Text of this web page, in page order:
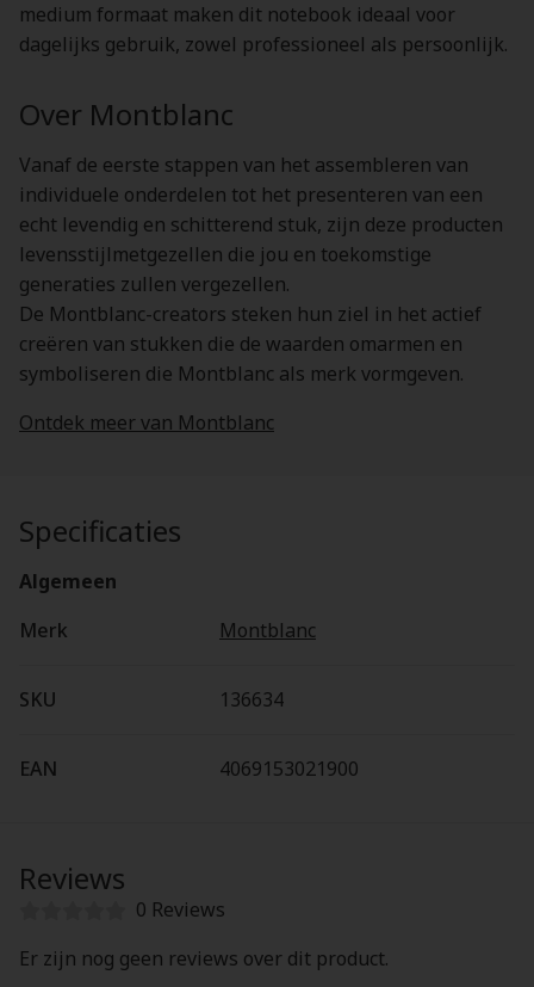
medium formaat maken dit notebook ideaal voor
dagelijks gebruik, zowel professioneel als persoonlijk.
Over Montblanc
Vanaf de eerste stappen van het assembleren van
individuele onderdelen tot het presenteren van een
echt levendig en schitterend stuk, zijn deze producten
levensstijlmetgezellen die jou en toekomstige
generaties zullen vergezellen.
De Montblanc-creators steken hun ziel in het actief
creëren van stukken die de waarden omarmen en
symboliseren die Montblanc als merk vormgeven.
Ontdek meer van Montblanc
Specificaties
Algemeen
Merk
Montblanc
SKU 136634
EAN 4069153021900
Reviews
0 Reviews
Er zijn nog geen reviews over dit product.